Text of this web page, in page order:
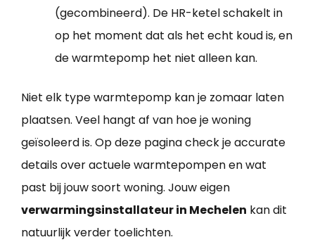
(gecombineerd). De HR-ketel schakelt in
op het moment dat als het echt koud is, en
de warmtepomp het niet alleen kan.
Niet elk type warmtepomp kan je zomaar laten
plaatsen. Veel hangt af van hoe je woning
geïsoleerd is. Op deze pagina check je accurate
details over actuele warmtepompen en wat
past bij jouw soort woning. Jouw eigen
verwarmingsinstallateur in Mechelen kan dit
natuurlijk verder toelichten.